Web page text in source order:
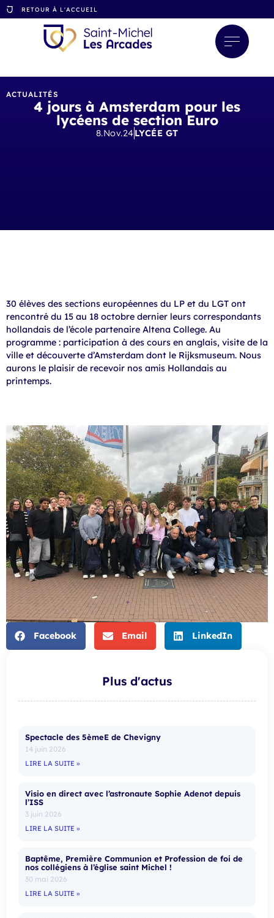
RETOUR À L'ACCUEIL
ACTUALITÉS
4 jours à Amsterdam pour les
lycéens de section Euro
8.Nov.24LYCÉE GT
30 élèves des sections européennes du LP et du LGT ont
rencontré du 15 au 18 octobre dernier leurs correspondants
hollandais de l’école partenaire Altena College. Au
programme : participation à des cours en anglais, visite de la
ville et découverte d’Amsterdam dont le Rijksmuseum. Nous
aurons le plaisir de recevoir nos amis Hollandais au
printemps.
Facebook Email LinkedIn
Plus d'actus
Spectacle des 5èmeE de Chevigny
14 juin 2026
LIRE LA SUITE »
Visio en direct avec l’astronaute Sophie Adenot depuis
l’ISS
3 juin 2026
LIRE LA SUITE »
Baptême, Première Communion et Profession de foi de
nos collégiens à l’église saint Michel !
30 mai 2026
LIRE LA SUITE »